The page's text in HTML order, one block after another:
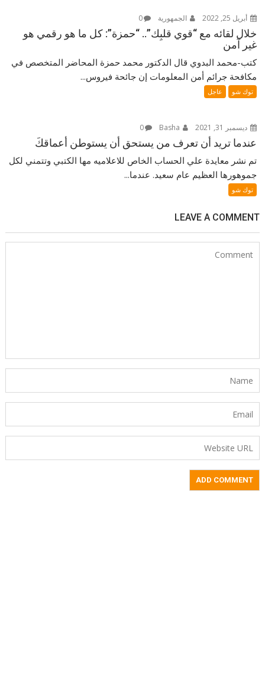
أبريل 25, 2022 الجمهورية 0
خلال لقائه مع “قوي قلبِك”.. “حمزة”: كل ما هو رقمي هو
غير آمن
كتب-محمد البدوي قال الدكتور محمد حمزة المحاضر المتخصص في
مكافحة جرائم أمن المعلومات إن جائحة فيروس...
توك شو عاجل
ديسمبر 31, 2021 0
عندما تريد أن تعرف من يستحق أن يستوطن أعماقكَ⁦⁩
‎تم نشر معايدة علي الحساب الخاص للاعلاميه مها الكتبي وتتمني لكل
جموهورها العظيم عام سعيد. عندما...
توك شو
LEAVE A COMMENT